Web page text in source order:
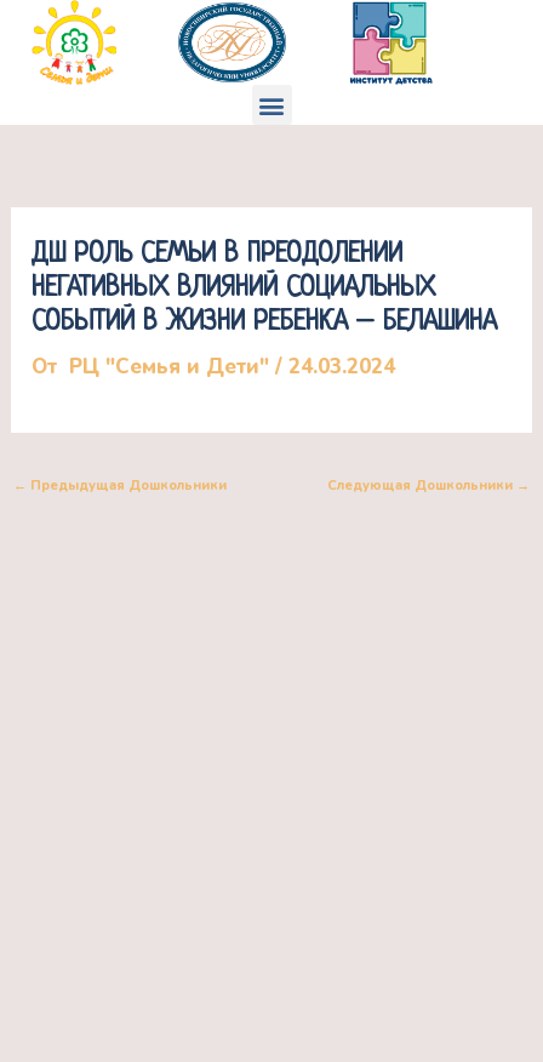
Перейти
содержимому
Меню
ДШ РОЛЬ СЕМЬИ В ПРЕОДОЛЕНИИ
НЕГАТИВНЫХ ВЛИЯНИЙ СОЦИАЛЬНЫХ
СОБЫТИЙ В ЖИЗНИ РЕБЕНКА – БЕЛАШИНА
От РЦ "Семья и Дети"/24.03.2024
← Предыдущая Дошкольники Следующая Дошкольники →